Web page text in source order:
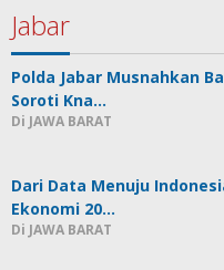
Jabar
Polda Jabar Musnahkan
Soroti Kna…
Di JAWA BARAT
Dari Data Menuju
Ekonomi 20…
Di JAWA BARAT